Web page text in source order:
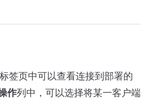
标签页中可以查看连接到部署的
作列中，可以选择将某一客户端